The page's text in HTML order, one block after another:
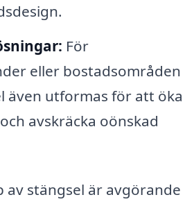
För
eller bostadsområden
även utformas för att öka
avskräcka oönskad
stängsel är avgörande